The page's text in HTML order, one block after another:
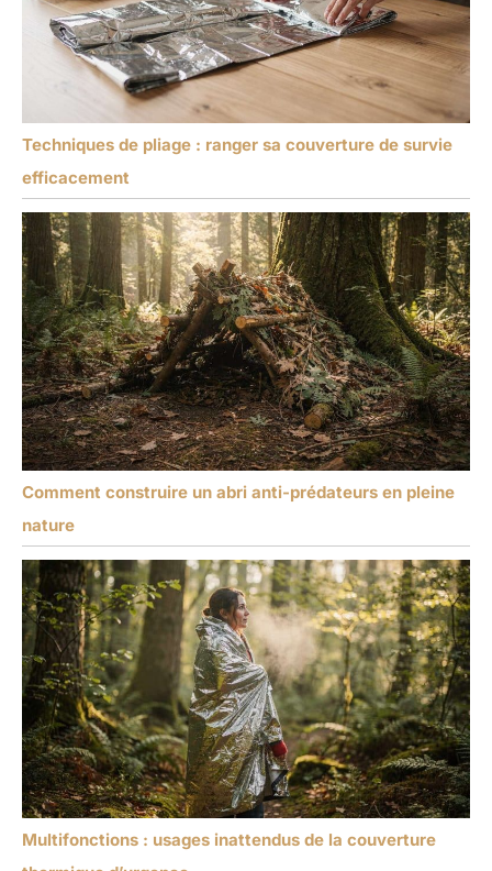
Techniques de pliage : ranger sa couverture de survie
efficacement
Comment construire un abri anti-prédateurs en pleine
nature
Multifonctions : usages inattendus de la couverture